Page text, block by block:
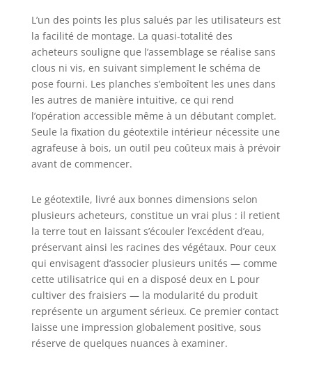
CLASSE 3 VERT –
Protège contre
l'humidité, les
insectes et les
champignons
pour une
durabilité à
l'extérieur. VOILE
INCLUS – Protège
prolonge la vie du
terreau. BOIS
CERTIFIÉ PEFC –
Produit issu de
forêts gérées
garantissant un
choix respectueux
de
l'environnement.
L’un des points les plus salués par les utilisateurs est
la facilité de montage. La quasi-totalité des
acheteurs souligne que l’assemblage se réalise sans
clous ni vis, en suivant simplement le schéma de
pose fourni. Les planches s’emboîtent les unes dans
les autres de manière intuitive, ce qui rend
l’opération accessible même à un débutant complet.
Seule la fixation du géotextile intérieur nécessite une
agrafeuse à bois, un outil peu coûteux mais à prévoir
avant de commencer.
Le géotextile, livré aux bonnes dimensions selon
plusieurs acheteurs, constitue un vrai plus : il retient
la terre tout en laissant s’écouler l’excédent d’eau,
préservant ainsi les racines des végétaux. Pour ceux
qui envisagent d’associer plusieurs unités — comme
cette utilisatrice qui en a disposé deux en L pour
cultiver des fraisiers — la modularité du produit
représente un argument sérieux. Ce premier contact
laisse une impression globalement positive, sous
réserve de quelques nuances à examiner.